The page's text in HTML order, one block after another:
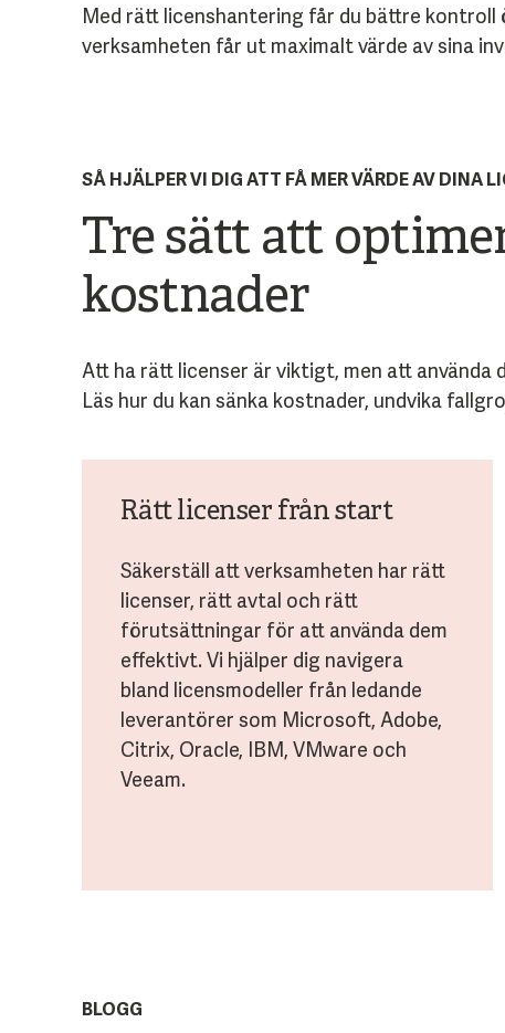
Med rätt licenshantering får du bättre
verksamheten får ut maximalt värde av sina
SÅ HJÄLPER VI DIG ATT FÅ MER VÄRDE AV DINA
Tre sätt att
kostnader
Att ha rätt licenser är viktigt, men att använda
Läs hur du kan sänka kostnader, undvika
Rätt licenser från start
Säkerställ att verksamheten har rätt
licenser, rätt avtal och rätt
förutsättningar för att använda dem
effektivt. Vi hjälper dig navigera
bland licensmodeller från ledande
leverantörer som Microsoft, Adobe,
Citrix, Oracle, IBM, VMware och
Veeam.
BLOGG